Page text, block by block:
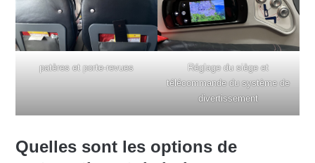
patères et porte-revues
Réglage du siège et
télécommande du système de
divertissement
Quelles sont les options de